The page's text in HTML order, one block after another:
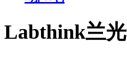
Labthink兰光